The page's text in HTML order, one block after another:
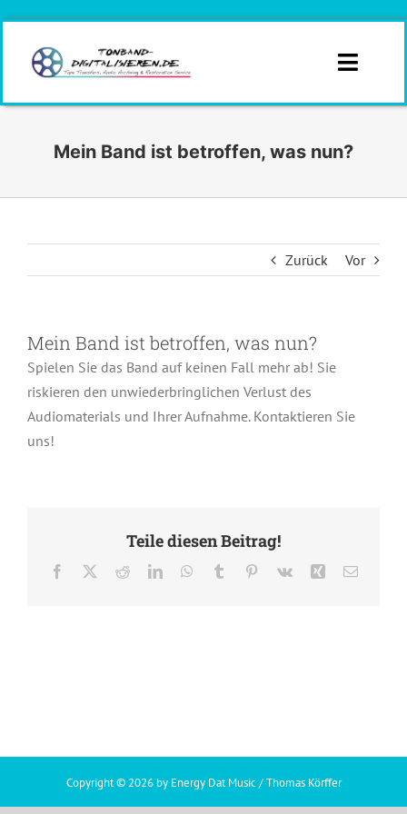
springen
Toggle
Angebotsanfrage
Mein Band ist betroffen, was nun?
Zurück Vor
Mein Band ist betroffen, was nun?
Spielen Sie das Band auf keinen Fall mehr ab! Sie
riskieren den unwiederbringlichen Verlust des
Audiomaterials und Ihrer Aufnahme. Kontaktieren Sie
uns!
Teile diesen Beitrag!
Facebook RedditLinkedInWhatsApp
Tumblr Pinterest
Vk Xing E-
Copyright ©2026 by Energy Dat Music / Thomas Körffer